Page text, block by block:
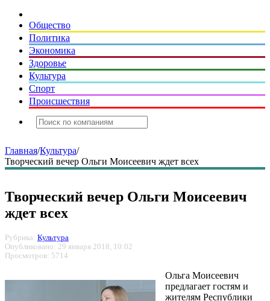
Общество
Политика
Экономика
Здоровье
Культура
Спорт
Происшествия
Главная/Культура/
Творческий вечер Ольги Моисеевич ждет всех
Творческий вечер Ольги Моисеевич
ждет всех
Рубрика: Культура
Опубликовано: 29 января 2018, 10:02
Просмотров: 5714
Ольга Моисеевич
предлагает гостям и
жителям Республики